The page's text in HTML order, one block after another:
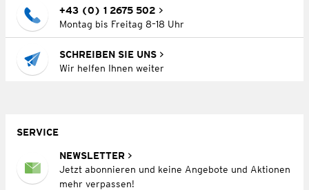
+43 (0) 1 2675 502
Montag bis Freitag 8–18 Uhr
SCHREIBEN SIE UNS
Wir helfen Ihnen weiter
SERVICE
NEWSLETTER
Jetzt abonnieren und keine Angebote und Aktionen
mehr verpassen!